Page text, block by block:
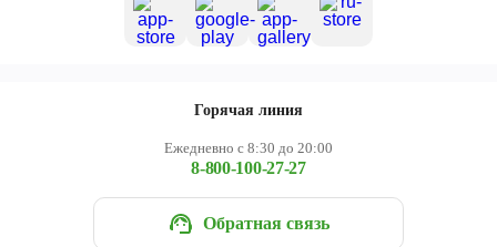
Горячая линия
Ежедневно с 8:30 до 20:00
8-800-100-27-27
Обратная связь